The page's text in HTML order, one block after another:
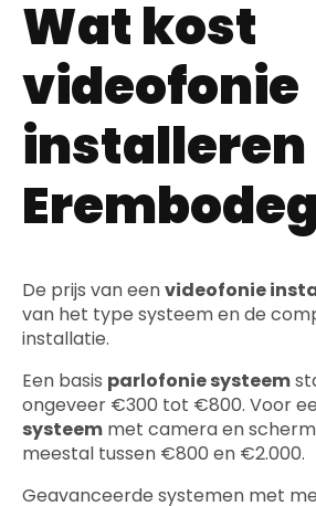
Wat kost
videofonie
installeren
De prijs van eenvideofonie
van het type systeem en de
installatie.
Een basis parlofonie systeem
ongeveer €300 tot €800. Voor
systeem met camera en
meestal tussen €800 en €2.000.
Geavanceerde systemen met